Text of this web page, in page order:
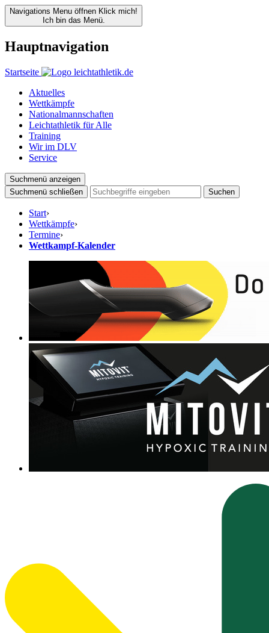
Navigations Menu öffnen Klick mich!
Ich bin das Menü.
Hauptnavigation
Startseite
Aktuelles
Wettkämpfe
Nationalmannschaften
Leichtathletik für Alle
Training
Wir im DLV
Service
Suchmenü anzeigen
Suchmenü schließen
Suchen
Start›
Wettkämpfe›
Termine›
Wettkampf-Kalender